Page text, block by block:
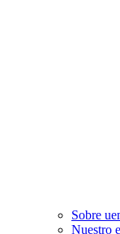
Sobre
Nuestro